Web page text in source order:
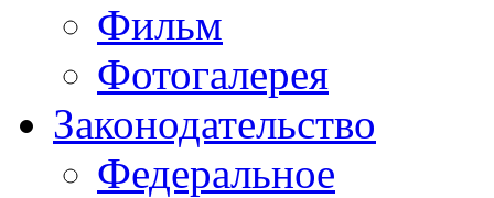
Фильм
Фотогалерея
Законодательство
Федеральное